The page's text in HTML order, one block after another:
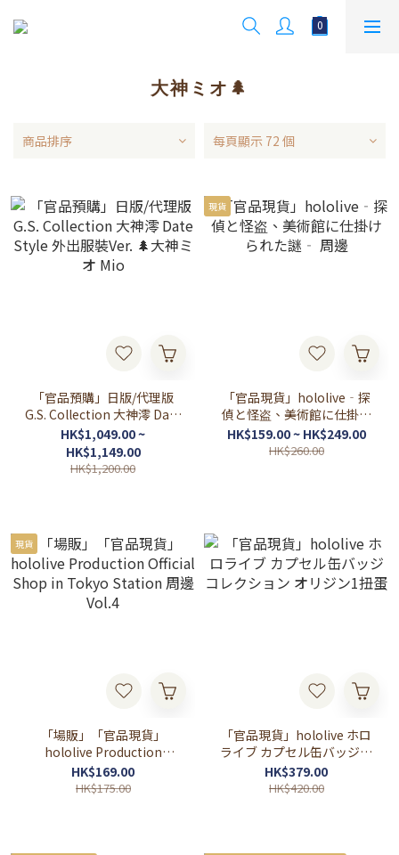
大神ミオ🌲
商品排序 每頁顯示 72 個
「官品預購」日版/代理版
G.S. Collection 大神澪 Date
Style 外出服裝Ver. 🌲大神ミ
オ Mio
HK$1,049.00 ~
HK$1,149.00
HK$1,200.00
現貨
「官品現貨」hololive‐探
偵と怪盗、美術館に仕掛け
られた謎‐ 周邊
HK$159.00 ~ HK$249.00
HK$260.00
現貨
「場販」「官品現貨」
hololive Production
Official Shop in Tokyo
Station 周邊 Vol.4
HK$169.00
HK$175.00
「官品現貨」hololive ホロ
ライブ カプセル缶バッジコ
レクション オリジン1扭蛋
HK$379.00
HK$420.00